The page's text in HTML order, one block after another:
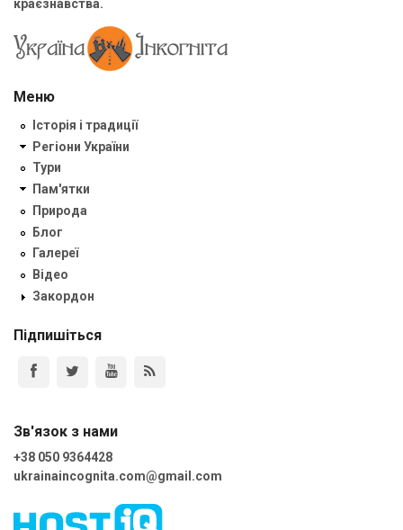
краєзнавства.
Меню
Історія і традиції
Регіони України
Тури
Пам'ятки
Природа
Блог
Галереї
Відео
Закордон
Підпишіться
Зв'язок з нами
+38 050 9364428
ukrainaincognita.com@gmail.com